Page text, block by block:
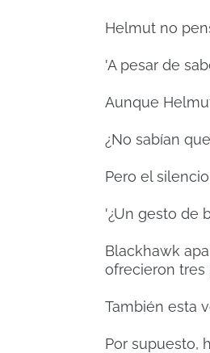
Helmut no
'A pesar de
Aunque
¿No sabían
Pero el
'¿Un gesto de
Blackhawk
ofrecieron tres
También esta
Por supuesto,